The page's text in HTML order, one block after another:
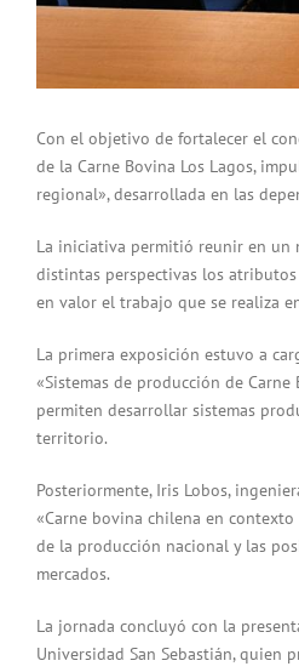
Con el objetivo de fortalecer el
de la Carne Bovina Los Lagos,
regional», desarrollada en las
La iniciativa permitió reunir en un
distintas perspectivas los
en valor el trabajo que se realiza
La primera exposición estuvo a
«Sistemas de producción de
permiten desarrollar sistemas
territorio.
Posteriormente, Iris Lobos,
«Carne bovina chilena en
de la producción nacional y las
mercados.
La jornada concluyó con la
Universidad San Sebastián, quien